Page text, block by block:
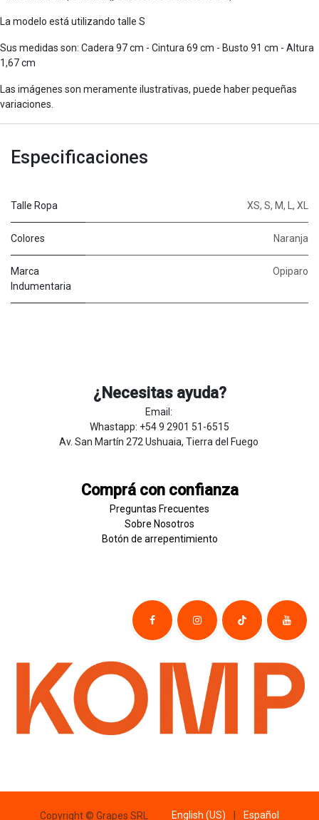
La modelo está utilizando talle S
Sus medidas son: Cadera 97 cm - Cintura 69 cm - Busto 91 cm - Altura
1,67 cm
Las imágenes son meramente ilustrativas, puede haber pequeñas
variaciones.
Especificaciones
Talle Ropa XS, S, M, , XL
Colores Naranja
Marca
Indumentaria
Opiparo
¿Necesitas ayuda?
Email:
Whastapp: +54 9 2901 51-6515
Av. San Martín 272 Ushuaia, Tierra del Fuego
Comprá con confianza
Preguntas Frecuentes
Sobre Nosotros
Botón de ​arrepentim​​​iento
Copyright © Grapes SRL English (US) Español